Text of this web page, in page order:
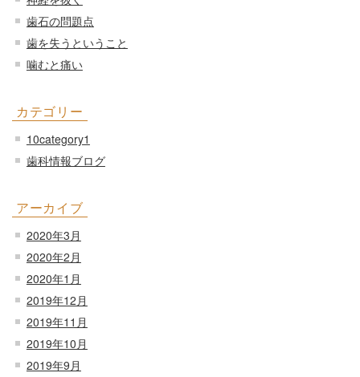
歯石の問題点
歯を失うということ
噛むと痛い
カテゴリー
10category1
歯科情報ブログ
アーカイブ
2020年3月
2020年2月
2020年1月
2019年12月
2019年11月
2019年10月
2019年9月